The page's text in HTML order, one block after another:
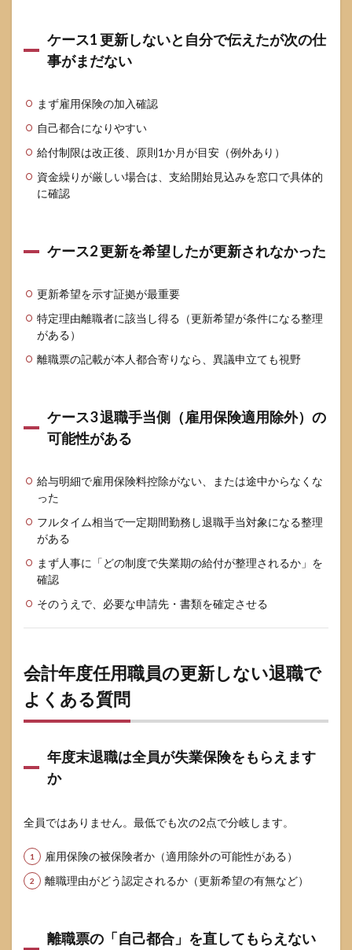
ケース1 更新しないと自分で伝えたが次の仕
事がまだない
まず雇用保険の加入確認
自己都合になりやすい
給付制限は改正後、原則1か月が目安（例外あり）
資金繰りが厳しい場合は、支給開始見込みを窓口で具体的
に確認
ケース2 更新を希望したが更新されなかった
更新希望を示す証拠が最重要
特定理由離職者に該当し得る（更新希望が条件になる整理
がある）
離職票の記載が本人都合寄りなら、異議申立ても視野
ケース3 退職手当側（雇用保険適用除外）の
可能性がある
給与明細で雇用保険料控除がない、または途中からなくな
った
フルタイム相当で一定期間勤務し退職手当対象になる整理
がある
まず人事に「どの制度で失業期の給付が整理されるか」を
確認
そのうえで、必要な申請先・書類を確定させる
会計年度任用職員の更新しない退職で
よくある質問
年度末退職は全員が失業保険をもらえます
か
全員ではありません。最低でも次の2点で分岐します。
雇用保険の被保険者か（適用除外の可能性がある）
離職理由がどう認定されるか（更新希望の有無など）
離職票の「自己都合」を直してもらえない